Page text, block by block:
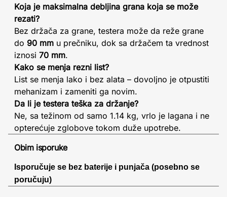
Koja je maksimalna debljina grana koja se može
rezati?
Bez držača za grane, testera može da reže grane
do 90 mm u prečniku, dok sa držačem ta vrednost
iznosi 70 mm.
Kako se menja rezni list?
List se menja lako i bez alata – dovoljno je otpustiti
mehanizam i zameniti ga novim.
Da li je testera teška za držanje?
Ne, sa težinom od samo 1.14 kg, vrlo je lagana i ne
opterećuje zglobove tokom duže upotrebe.
Obim isporuke
Isporučuje se bez baterije i punjača (posebno se
poručuju)